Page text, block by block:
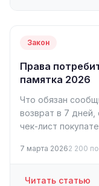
Закон
Права
памятка 2026
Что обязан
возврат в 7 дней,
чек-лист
7 марта 20262 200
Читать статью